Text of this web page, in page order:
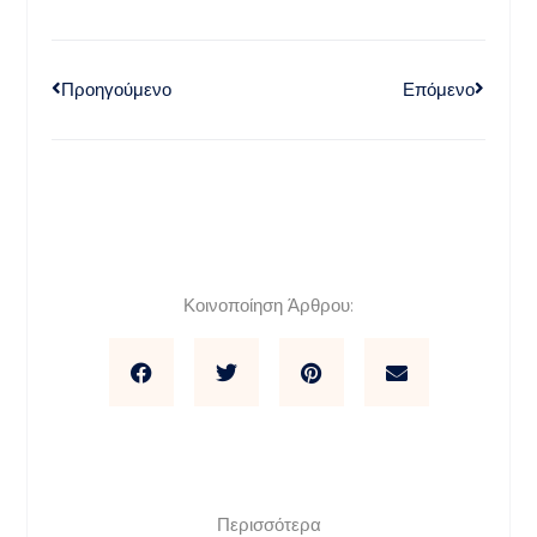
Προηγούμενο Επόμενο
Κοινοποίηση Άρθρου:
Περισσότερα